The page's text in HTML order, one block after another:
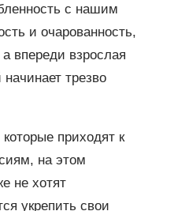
с нашим
и очарованность,
впереди взрослая
трезво
приходят к
на этом
не хотят
укрепить свои